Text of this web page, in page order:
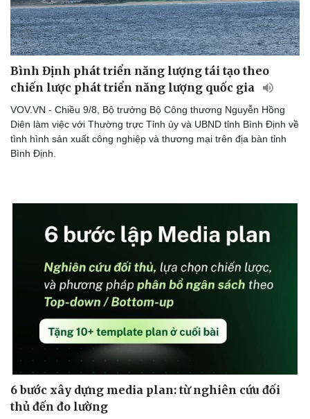
Bình Định phát triển năng lượng tái tạo theo
chiến lược phát triển năng lượng quốc gia
VOV.VN - Chiều 9/8, Bộ trưởng Bộ Công thương Nguyễn Hồng
Diên làm việc với Thường trực Tỉnh ủy và UBND tỉnh Bình Định về
tình hình sản xuất công nghiệp và thương mại trên địa bàn tỉnh
Bình Định.
6 bước xây dựng media plan: từ nghiên cứu đối
thủ đến đo lường